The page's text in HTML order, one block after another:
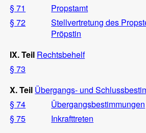
§ 71
Propstamt
§ 72
Stellvertretung des
Pröpstin
IX. Teil Rechtsbehelf
§ 73
X. Teil Übergangs- und
§ 74
Übergangsbestimmungen
§ 75
Inkrafttreten